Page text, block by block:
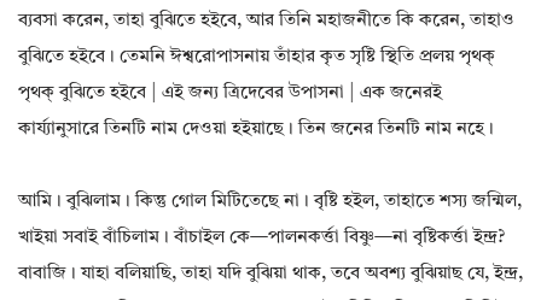
ব্যবসা করেন, তাহা বুঝিতে হইবে, আর তিনি মহাজনীতে কি করেন, তাহাও
বুঝিতে হইবে। তেমনি ঈশ্বরোপাসনায় তাঁহার কৃত সৃষ্টি স্থিতি প্রলয় পৃথক্
পৃথক্ বুঝিতে হইবে | এই জন্য ত্রিদেবের উপাসনা | এক জনেরই
কার্য্যানুসারে তিনটি নাম দেওয়া হইয়াছে। তিন জনের তিনটি নাম নহে।
আমি। বুঝিলাম। কিন্তু গোল মিটিতেছে না। বৃষ্টি হইল, তাহাতে শস্য জন্মিল,
খাইয়া সবাই বাঁচিলাম। বাঁচাইল কে—পালনকর্ত্তা বিষ্ণু—না বৃষ্টিকর্ত্তা ইন্দ্র?
বাবাজি। যাহা বলিয়াছি, তাহা যদি বুঝিয়া থাক, তবে অবশ্য বুঝিয়াছ যে, ইন্দ্র,